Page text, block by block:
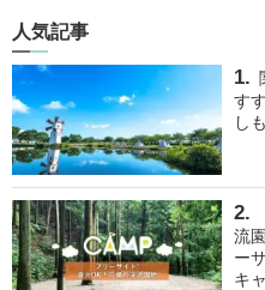
人気記事
す
し
流
ー
キ